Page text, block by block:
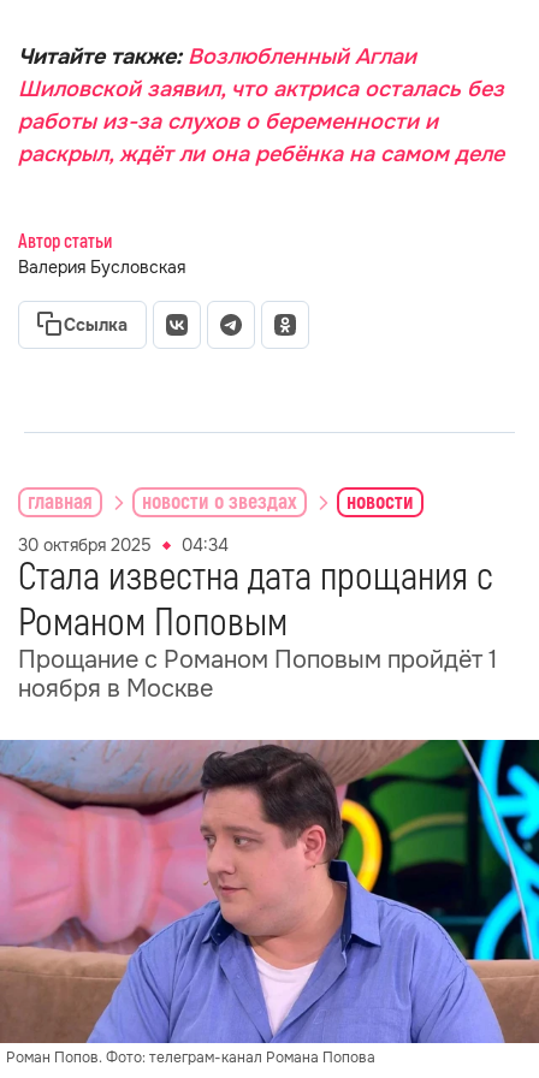
Читайте также: Возлюбленный Аглаи
Шиловской заявил, что актриса осталась без
работы из-за слухов о беременности и
раскрыл, ждёт ли она ребёнка на самом деле
Автор статьи
Валерия Бусловская
Ссылка
главная новости о звездах новости
30 октября 2025 04:34
Стала известна дата прощания с
Романом Поповым
Прощание с Романом Поповым пройдёт 1
ноября в Москве
Роман Попов. Фото: телеграм-канал Романа Попова